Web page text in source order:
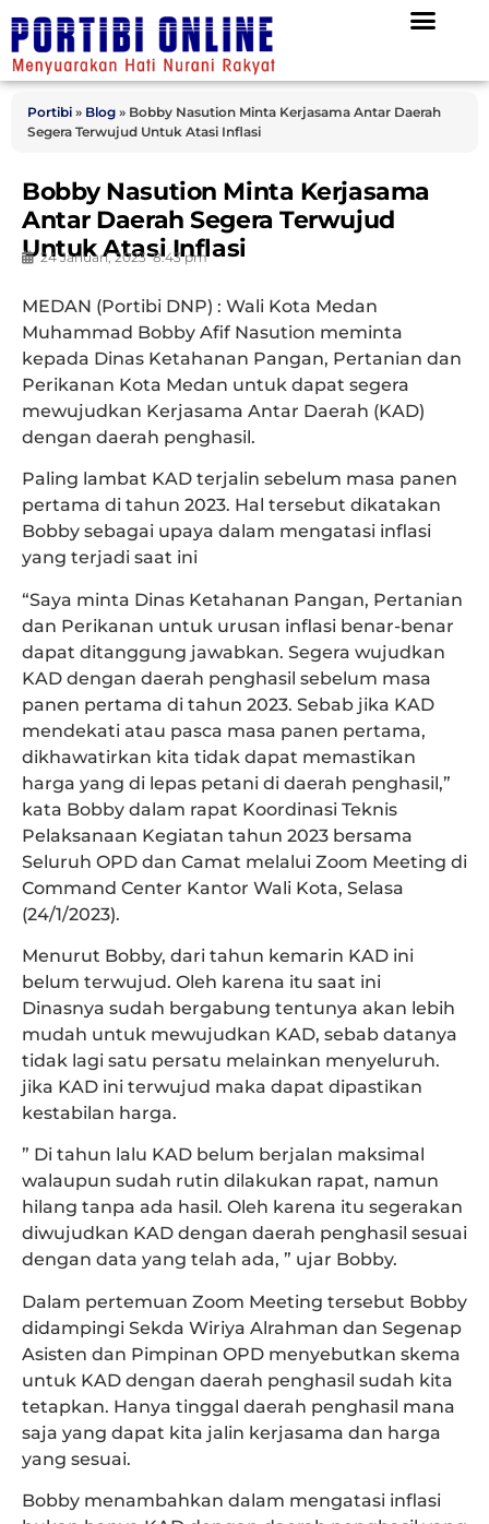
Portibi » Blog » Bobby Nasution Minta Kerjasama Antar Daerah
Segera Terwujud Untuk Atasi Inflasi
Bobby Nasution Minta Kerjasama
Antar Daerah Segera Terwujud
Untuk Atasi Inflasi
24 Januari, 2023 8:43 pm
MEDAN (Portibi DNP) : Wali Kota Medan
Muhammad Bobby Afif Nasution meminta
kepada Dinas Ketahanan Pangan, Pertanian dan
Perikanan Kota Medan untuk dapat segera
mewujudkan Kerjasama Antar Daerah (KAD)
dengan daerah penghasil.
Paling lambat KAD terjalin sebelum masa panen
pertama di tahun 2023. Hal tersebut dikatakan
Bobby sebagai upaya dalam mengatasi inflasi
yang terjadi saat ini
“Saya minta Dinas Ketahanan Pangan, Pertanian
dan Perikanan untuk urusan inflasi benar-benar
dapat ditanggung jawabkan. Segera wujudkan
KAD dengan daerah penghasil sebelum masa
panen pertama di tahun 2023. Sebab jika KAD
mendekati atau pasca masa panen pertama,
dikhawatirkan kita tidak dapat memastikan
harga yang di lepas petani di daerah penghasil,”
kata Bobby dalam rapat Koordinasi Teknis
Pelaksanaan Kegiatan tahun 2023 bersama
Seluruh OPD dan Camat melalui Zoom Meeting di
Command Center Kantor Wali Kota, Selasa
(24/1/2023).
Menurut Bobby, dari tahun kemarin KAD ini
belum terwujud. Oleh karena itu saat ini
Dinasnya sudah bergabung tentunya akan lebih
mudah untuk mewujudkan KAD, sebab datanya
tidak lagi satu persatu melainkan menyeluruh.
jika KAD ini terwujud maka dapat dipastikan
kestabilan harga.
” Di tahun lalu KAD belum berjalan maksimal
walaupun sudah rutin dilakukan rapat, namun
hilang tanpa ada hasil. Oleh karena itu segerakan
diwujudkan KAD dengan daerah penghasil sesuai
dengan data yang telah ada, ” ujar Bobby.
Dalam pertemuan Zoom Meeting tersebut Bobby
didampingi Sekda Wiriya Alrahman dan Segenap
Asisten dan Pimpinan OPD menyebutkan skema
untuk KAD dengan daerah penghasil sudah kita
tetapkan. Hanya tinggal daerah penghasil mana
saja yang dapat kita jalin kerjasama dan harga
yang sesuai.
Bobby menambahkan dalam mengatasi inflasi